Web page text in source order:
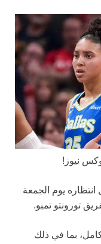
نيوز!
انتظاره يوم الجمعة
تورونتو تمبو.
بما في ذلك